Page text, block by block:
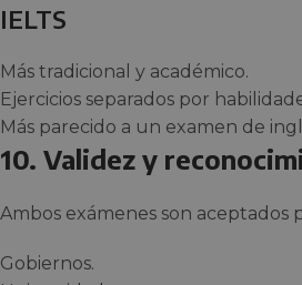
IELTS
Más tradicional y académico.
Ejercicios separados por
Más parecido a un examen de
10. Validez y
Ambos exámenes son aceptados
Gobiernos.